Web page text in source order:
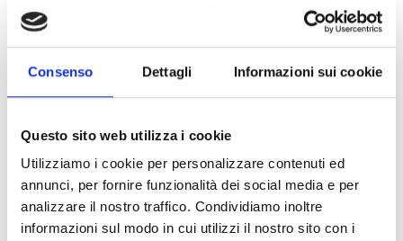
Consenso Dettagli Informazioni sui cookie
Questo sito web utilizza i cookie
Utilizziamo i cookie per personalizzare contenuti ed
annunci, per fornire funzionalità dei social media e per
analizzare il nostro traffico. Condividiamo inoltre
informazioni sul modo in cui utilizzi il nostro sito con i
Documents(6992)
Select All
Please log in before downloading content marked with
the icon lock
All languages
SEARCH